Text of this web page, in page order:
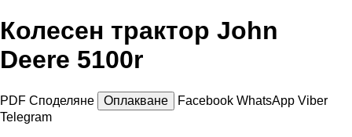
Колесен трактор John
Deere 5100r
PDF Споделяне Оплакване Facebook WhatsApp Viber
Telegram